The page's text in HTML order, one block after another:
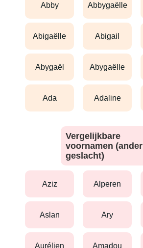
abby abbygaëlle
abigaëlle abigail
abygaël abygaëlle
ada adaline
Vergelijkbare
voornamen (ander
geslacht)
aziz alperen
aslan ary
aurélien amadou